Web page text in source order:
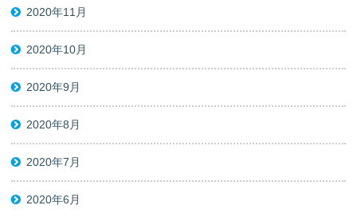
2020年11月
2020年10月
2020年9月
2020年8月
2020年7月
2020年6月